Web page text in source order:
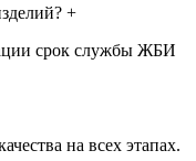
+
срок службы ЖБИ
на всех этапах.